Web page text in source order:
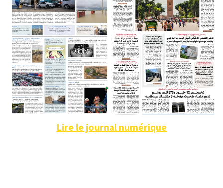
Lire le journal numérique